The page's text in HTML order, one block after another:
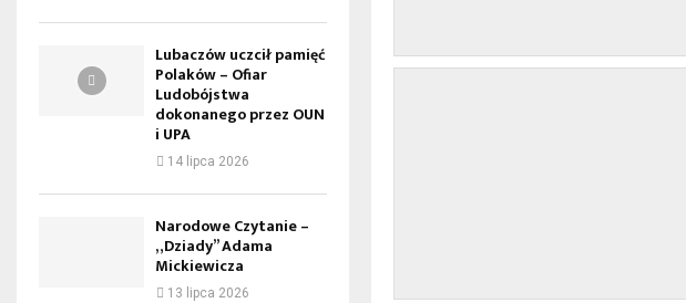
Lubaczów uczcił pamięć
Polaków – Ofiar
Ludobójstwa
dokonanego przez OUN
i UPA
14 lipca 2026
Narodowe Czytanie –
„Dziady” Adama
Mickiewicza
13 lipca 2026